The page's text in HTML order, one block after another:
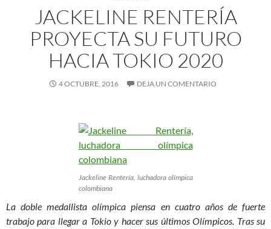
JACKELINE RENTERÍA
PROYECTA SU FUTURO
HACIA TOKIO 2020
4 OCTUBRE, 2016 DEJA UN COMENTARIO
Jackeline Rentería, luchadora olímpica
colombiana
La doble medallista olímpica piensa en cuatro años de fuerte
trabajo para llegar a Tokio y hacer sus últimos Olímpicos. Tras su